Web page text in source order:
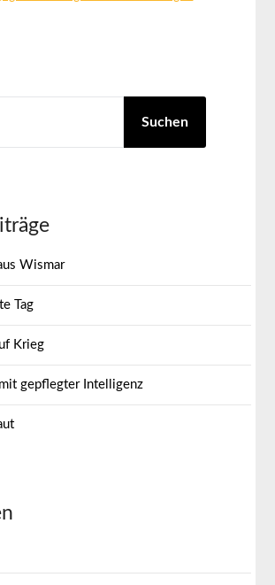
Suchen
Wismar
Tag
Krieg
gepflegter Intelligenz